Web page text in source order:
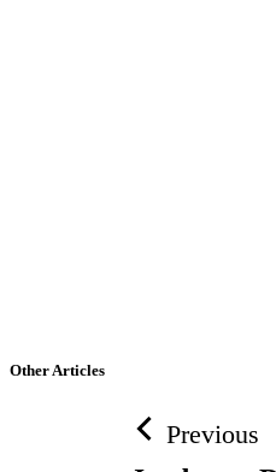
Other Articles
Previous